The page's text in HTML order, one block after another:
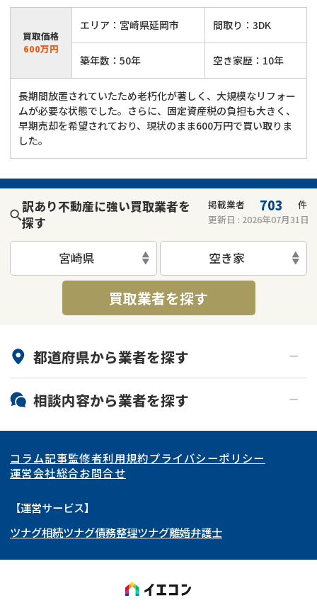
買取価格
600万円
エリア：宮崎県延岡市 間取り：3DK
築年数：50年 空き家歴：10年
長期間放置されていたため老朽化が著しく、大規模なリフォー
ムが必要な状態でした。さらに、固定資産税の負担も大きく、
早期売却を希望されており、現状のまま600万円で買い取りま
した。
訳あり不動産に強い買取業者を
探す
掲載業者 703
件
更新日 : 2026年07月31日
宮崎県 空き家
買取業者を探す
都道府県から業者を探す
北海道・東北
北海道 青森県
岩手県 宮城県
秋田県
福島県
関東
東京都 神奈川県
埼玉県
茨城県 群馬県
東海
愛知県
岐阜県 山梨県
関西
大阪府 京都府
奈良県
北陸・甲信越
石川県
相談内容から業者を探す
再建築不可
底地
ゴミ屋敷
リースバック
コラム記事監修者利用規約プライバシーポリシー
運営会社総合お問合せ
【運営サービス】
ツナグ相続ツナグ債務整理ツナグ離婚弁護士